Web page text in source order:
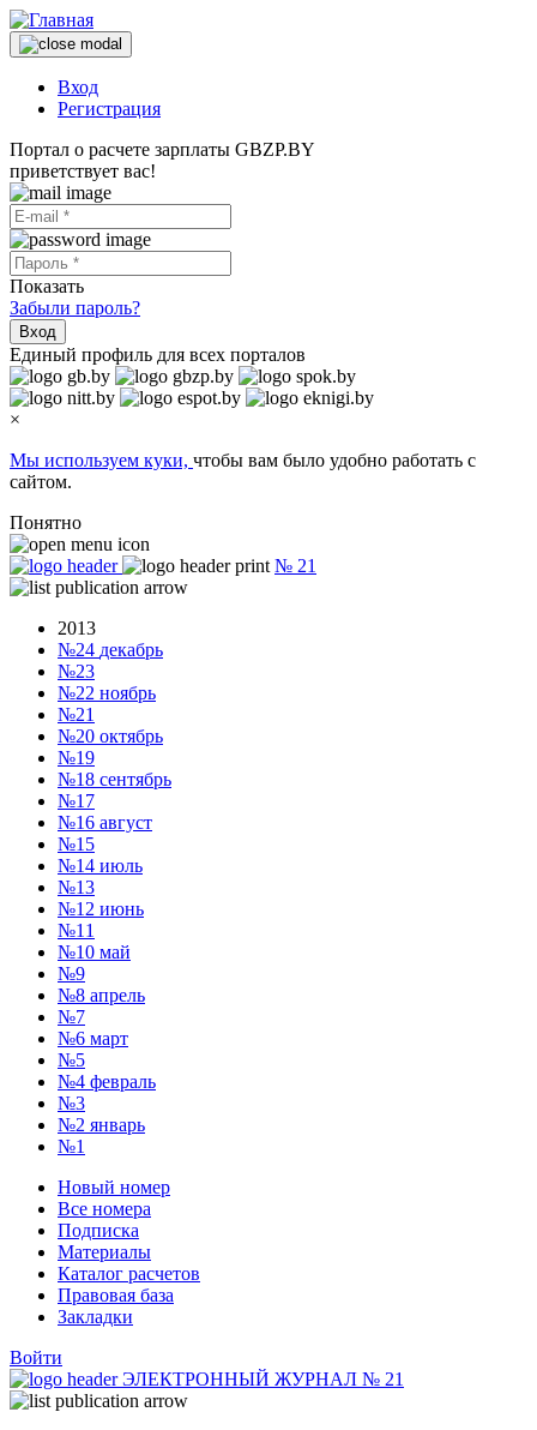
Вход
Регистрация
Портал о расчете зарплаты GBZP.BY
приветствует вас!
Показать
Забыли пароль?
Вход
Единый профиль для всех порталов
×
Мы используем куки, чтобы вам было удобно работать с
сайтом.
Понятно
№ 21
2013
№24 декабрь
№23
№22 ноябрь
№21
№20 октябрь
№19
№18 сентябрь
№17
№16 август
№15
№14 июль
№13
№12 июнь
№11
№10 май
№9
№8 апрель
№7
№6 март
№5
№4 февраль
№3
№2 январь
№1
Новый номер
Все номера
Подписка
Материалы
Каталог расчетов
Правовая база
Закладки
Войти
ЭЛЕКТРОННЫЙ ЖУРНАЛ № 21